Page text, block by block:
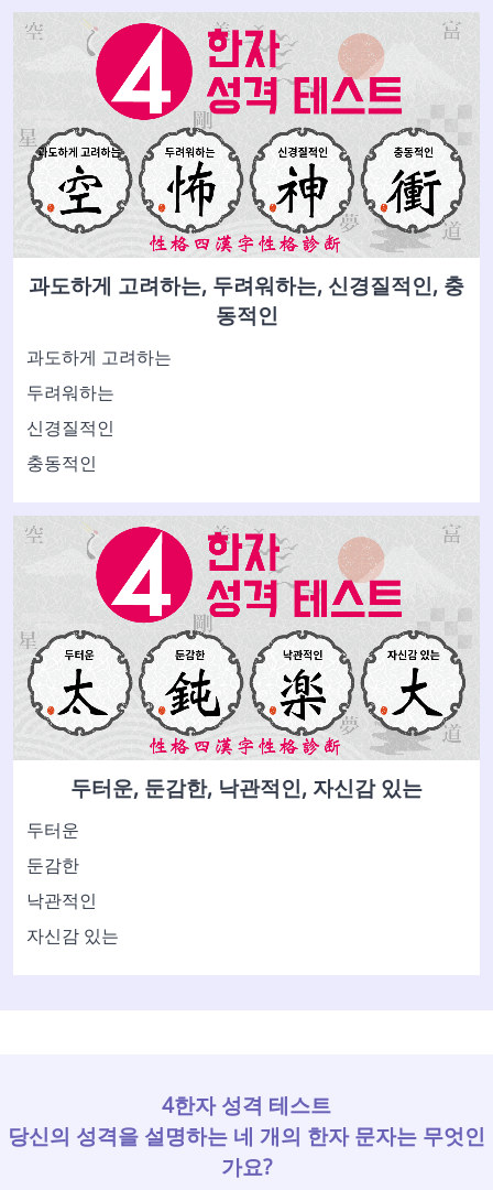
과도하게 고려하는, 두려워하는, 신경질적인, 충
동적인
과도하게 고려하는
두려워하는
신경질적인
충동적인
두터운, 둔감한, 낙관적인, 자신감 있는
두터운
둔감한
낙관적인
자신감 있는
4한자 성격 테스트
당신의 성격을 설명하는 네 개의 한자 문자는 무엇인
가요?